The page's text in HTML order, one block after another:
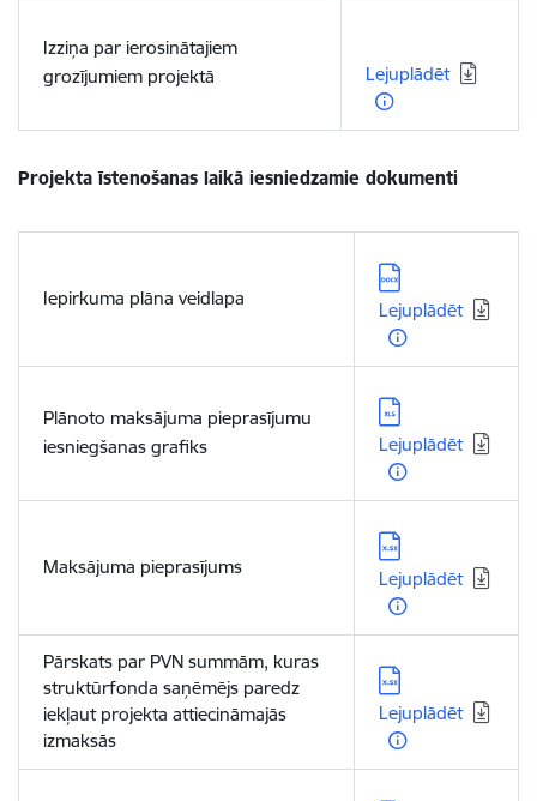
Izziņa par ierosinātajiem
grozījumiem projektā
Lejuplādēt
Projekta īstenošanas laikā iesniedzamie dokumenti
Iepirkuma plāna veidlapa
Lejupielādēt:
Lejuplādēt
Plānoto maksājuma pieprasījumu
iesniegšanas grafiks
Lejupielādēt:
Lejuplādēt
Maksājuma pieprasījums
Lejupielādēt:
Lejuplādēt
Pārskats par PVN summām, kuras
struktūrfonda saņēmējs paredz
iekļaut projekta attiecināmajās
izmaksās
Lejupielādēt:
Lejuplādēt